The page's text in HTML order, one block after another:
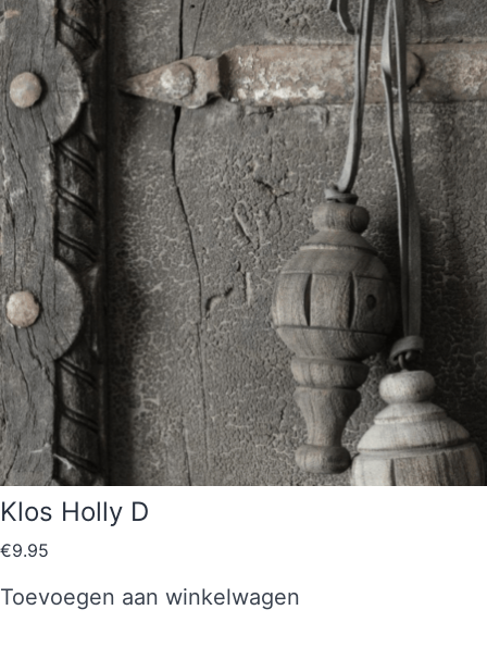
Klos Holly D
€9.95
Toevoegen aan winkelwagen